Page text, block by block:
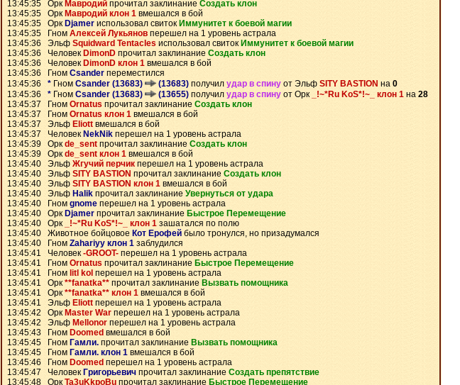
13:45:35 Орк Мавродий прочитал заклинание Создать клон
13:45:35 Орк Мавродий клон 1 вмешался в бой
13:45:35 Орк Djamer использовал свиток Иммунитет к боевой магии
13:45:35 Гном Алексей Лукьянов перешел на 1 уровень астрала
13:45:36 Эльф Squidward Tentacles использовал свиток Иммунитет к боевой магии
13:45:36 Человек DimonD прочитал заклинание Создать клон
13:45:36 Человек DimonD клон 1 вмешался в бой
13:45:36 Гном Csander переместился
13:45:36 * Гном Csander (13683) (13683) получил удар в спину от Эльф SITY BASTION на 0
13:45:36 * Гном Csander (13683) (13655) получил удар в спину от Орк _!~*Ru KoS*!~_ клон 1 на 28
13:45:37 Гном Ornatus прочитал заклинание Создать клон
13:45:37 Гном Ornatus клон 1 вмешался в бой
13:45:37 Эльф Eliott вмешался в бой
13:45:37 Человек NekNik перешел на 1 уровень астрала
13:45:39 Орк de_sent прочитал заклинание Создать клон
13:45:39 Оркde_sent клон 1 вмешался в бой
13:45:40 Эльф Жгучий перчик перешел на 1 уровень астрала
13:45:40 Эльф SITY BASTION прочитал заклинание Создать клон
13:45:40 Эльф SITY BASTION клон 1 вмешался в бой
13:45:40 Эльф Halik прочитал заклинание Увернуться от удара
13:45:40 Гном gnome перешел на 1 уровень астрала
13:45:40 Орк Djamer прочитал заклинание Быстрое Перемещение
13:45:40 Орк
_!~*Ru KoS*!~_ клон 1 зашатался по полю
13:45:40 Животное бойцовое Кот Ерофей было тронулся, но призадумался
13:45:40 Гном Zahariyy клон 1 заблудился
13:45:41 Человек-GROOT- перешел на 1 уровень астрала
13:45:41 Гном Ornatus прочитал заклинание Быстрое Перемещение
13:45:41 Гном litl kol перешел на 1 уровень астрала
13:45:41 Орк**fanatka** прочитал заклинание Вызвать помощника
13:45:41 Орк**fanatka** клон 1 вмешался в бой
13:45:41 Эльф Eliott перешел на 1 уровень астрала
13:45:42 Орк Master War перешел на 1 уровень астрала
13:45:42 Эльф Mellonor перешел на 1 уровень астрала
13:45:43 Гном Doomed вмешался в бой
13:45:45 Гном Гамли. прочитал заклинание Вызвать помощника
13:45:45 Гном Гамли. клон 1 вмешался в бой
13:45:46 Гном Doomed перешел на 1 уровень астрала
13:45:47 Человек Григорьевич прочитал заклинание Создать препятствие
13:45:48 Орк Ta3uKkpoBu прочитал заклинание Быстрое Перемещение